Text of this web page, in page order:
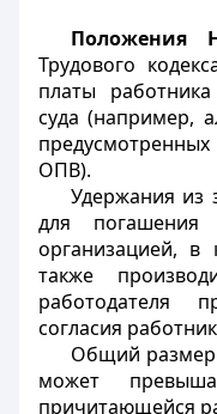
Положения
Трудового
платы
суда (например,
ОПВ).
Удержания из
для погашения
организацией, в
также
работодателя
согласия
Общий размер
может
причитающейся